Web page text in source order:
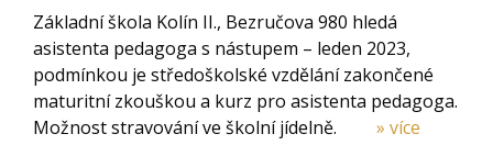
Základní škola Kolín II., Bezručova 980 hledá
asistenta pedagoga s nástupem – leden 2023,
podmínkou je středoškolské vzdělání zakončené
maturitní zkouškou a kurz pro asistenta pedagoga.
Možnost stravování ve školní jídelně.
» více